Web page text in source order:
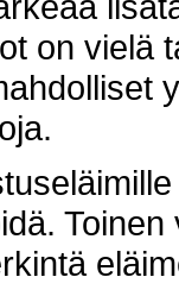
on vielä